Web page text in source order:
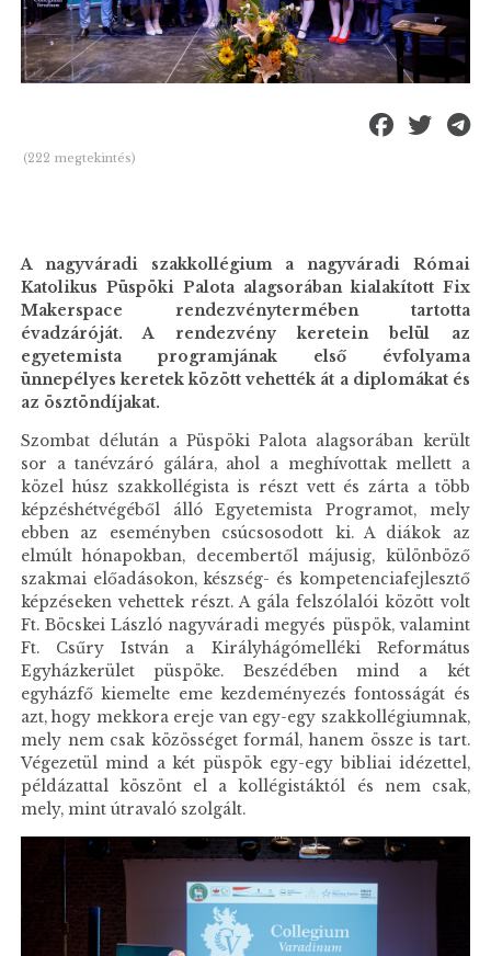
(222 megtekintés)
A nagyváradi szakkollégium a nagyváradi Római
Katolikus Püspöki Palota alagsorában kialakított Fix
Makerspace rendezvénytermében tartotta
évadzáróját. A rendezvény keretein belül az
egyetemista programjának első évfolyama
ünnepélyes keretek között vehették át a diplomákat és
az ösztöndíjakat.
Szombat délután a Püspöki Palota alagsorában került
sor a tanévzáró gálára, ahol a meghívottak mellett a
közel húsz szakkollégista is részt vett és zárta a több
képzéshétvégéből álló Egyetemista Programot, mely
ebben az eseményben csúcsosodott ki. A diákok az
elmúlt hónapokban, decembertől májusig, különböző
szakmai előadásokon, készség- és kompetenciafejlesztő
képzéseken vehettek részt. A gála felszólalói között volt
Ft. Böcskei László nagyváradi megyés püspök, valamint
Ft. Csűry István a Királyhágómelléki Református
Egyházkerület püspöke. Beszédében mind a két
egyházfő kiemelte eme kezdeményezés fontosságát és
azt, hogy mekkora ereje van egy-egy szakkollégiumnak,
mely nem csak közösséget formál, hanem össze is tart.
Végezetül mind a két püspök egy-egy bibliai idézettel,
példázattal köszönt el a kollégistáktól és nem csak,
mely, mint útravaló szolgált.